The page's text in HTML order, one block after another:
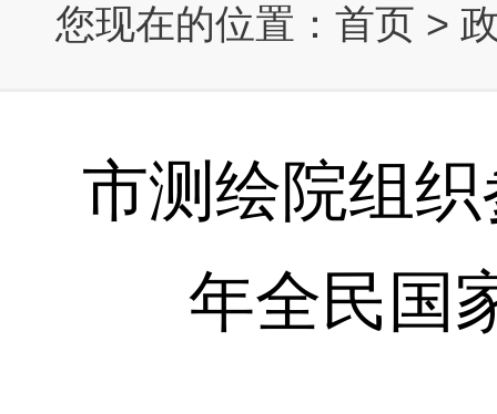
您现在的位置： 首页 >
市测绘院组
年全民国